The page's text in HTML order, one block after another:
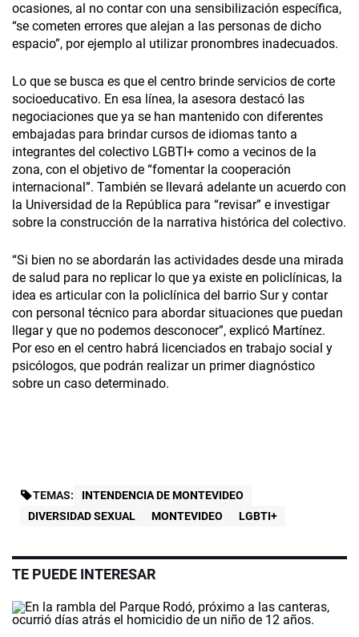
ocasiones, al no contar con una sensibilización específica,
“se cometen errores que alejan a las personas de dicho
espacio”, por ejemplo al utilizar pronombres inadecuados.
Lo que se busca es que el centro brinde servicios de corte
socioeducativo. En esa línea, la asesora destacó las
negociaciones que ya se han mantenido con diferentes
embajadas para brindar cursos de idiomas tanto a
integrantes del colectivo LGBTI+ como a vecinos de la
zona, con el objetivo de “fomentar la cooperación
internacional”. También se llevará adelante un acuerdo con
la Universidad de la República para “revisar” e investigar
sobre la construcción de la narrativa histórica del colectivo.
“Si bien no se abordarán las actividades desde una mirada
de salud para no replicar lo que ya existe en policlínicas, la
idea es articular con la policlínica del barrio Sur y contar
con personal técnico para abordar situaciones que puedan
llegar y que no podemos desconocer”, explicó Martínez.
Por eso en el centro habrá licenciados en trabajo social y
psicólogos, que podrán realizar un primer diagnóstico
sobre un caso determinado.
TEMAS:
INTENDENCIA DE MONTEVIDEO
DIVERSIDAD SEXUAL
MONTEVIDEO LGBTI+
TE PUEDE INTERESAR